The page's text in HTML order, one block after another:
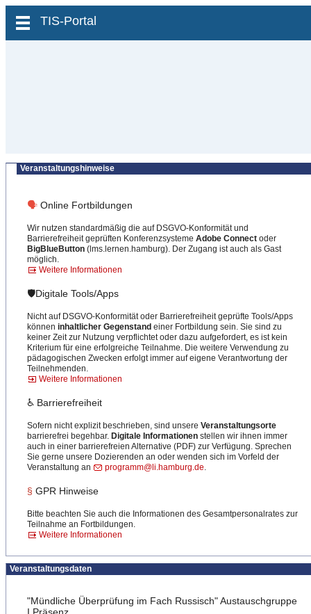
zum Inhalt wechseln
TIS-Portal
Veranstaltungshinweise
🗣 Online Fortbildungen
Wir nutzen standardmäßig die auf DSGVO-Konformität und
Barrierefreiheit geprüften Konferenzsysteme Adobe Connect oder
BigBlueButton (lms.lernen.hamburg). Der Zugang ist auch als Gast
möglich.
Weitere Informationen
🛡️Digitale Tools/Apps
Nicht auf DSGVO-Konformität oder Barrierefreiheit geprüfte Tools/Apps
können inhaltlicher Gegenstand einer Fortbildung sein. Sie sind zu
keiner Zeit zur Nutzung verpflichtet oder dazu aufgefordert, es ist kein
Kriterium für eine erfolgreiche Teilnahme. Die weitere Verwendung zu
pädagogischen Zwecken erfolgt immer auf eigene Verantwortung der
Teilnehmenden.
Weitere Informationen
♿ Barrierefreiheit
Sofern nicht explizit beschrieben, sind unsere Veranstaltungsorte
barrierefrei begehbar. Digitale Informationen stellen wir ihnen immer
auch in einer barrierefreien Alternative (PDF) zur Verfügung. Sprechen
Sie gerne unsere Dozierenden an oder wenden sich im Vorfeld der
Veranstaltung an
programm@li.hamburg.de.
§ GPR Hinweise
Bitte beachten Sie auch die Informationen des Gesamtpersonalrates zur
Teilnahme an Fortbildungen.
Weitere Informationen
Veranstaltungsdaten
"Mündliche Überprüfung im Fach Russisch" Austauschgruppe